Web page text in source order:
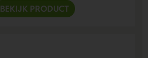
BEKIJK PRODUCT